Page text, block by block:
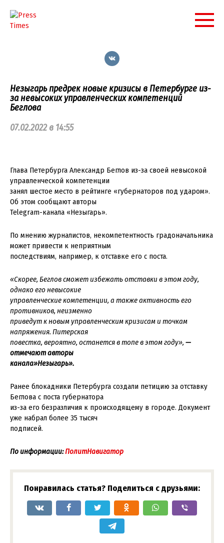
контенту
Незыгарь предрек новые кризисы в Петербурге из-
за невысоких управленческих компетенций
Беглова
07.02.2022 в 14:55
Глава Петербурга Александр Беглов из-за своей невысокой
управленческой компетенции
занял шестое место в рейтинге «губернаторов под ударом».
Об этом сообщают авторы
Telegram-канала «Незыгарь».
По мнению журналистов, некомпетентность градоначальника
может привести к неприятным
последствиям, например, к отставке его с поста.
«Скорее, Беглов сможет избежать отставки в этом году,
однако его невысокие
управленческие компетенции, а также активность его
противников, неизменно
приведут к новым управленческим кризисам и точкам
напряжения. Питерская
повестка, вероятно, останется в топе в этом году», —
отмечают авторы
канала»Незыгарь».
Ранее блокадники Петербурга создали петицию за отставку
Беглова с поста губернатора
из-за его безразличия к происходящему в городе. Документ
уже набрал более 35 тысяч
подписей.
По информации:ПолитНавигатор
Понравилась статья? Поделиться с друзьями: